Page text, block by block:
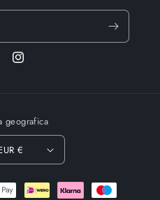
Instagram
geografica
Italia | EUR €